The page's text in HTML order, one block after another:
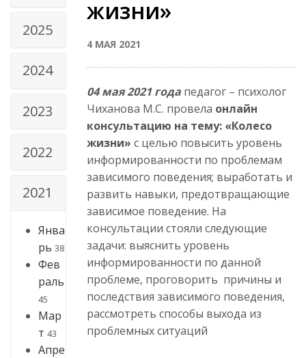
2025
2024
2023
2022
2021
Янва
рь 38
Фев
раль
45
Мар
т 43
Апре
жизни»
4 МАЯ 2021
04 мая 2021 года педагог – психолог
Чиханова М.С. провела онлайн
консультацию на тему: «Колесо
жизни» с целью повысить уровень
информированности по проблемам
зависимого поведения; выработать и
развить навыки, предотвращающие
зависимое поведение. На
консультации стояли следующие
задачи: выяснить уровень
информированности по данной
проблеме, проговорить причины и
последствия зависимого поведения,
рассмотреть способы выхода из
проблемных ситуаций